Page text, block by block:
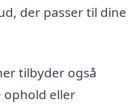
der passer til dine
tilbyder også
eller